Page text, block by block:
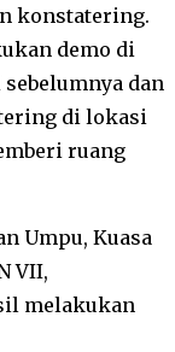
konstatering.
demo di
dan
di lokasi
ruang
Umpu, Kuasa
VII,
melakukan